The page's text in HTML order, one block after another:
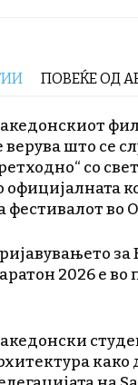
ПОВЕЌЕ ОД
верува што се
со
официјалната
фестивалот во
за
2026 е во
како